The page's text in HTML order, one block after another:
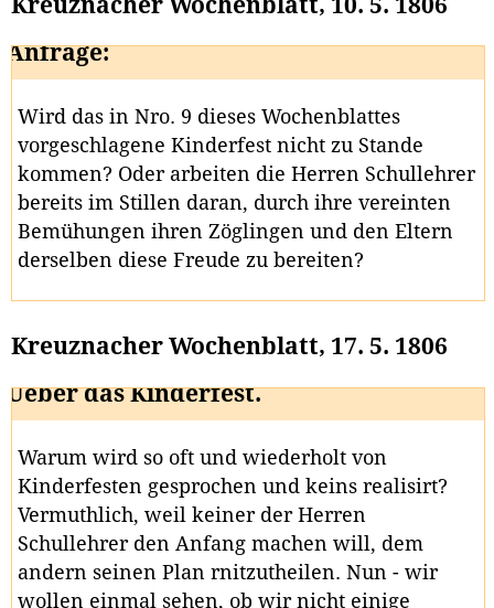
Anfrage:
Wird das in Nro. 9 dieses Wochenblattes
vorgeschlagene Kinderfest nicht zu Stande
kommen? Oder arbeiten die Herren Schullehrer
bereits im Stillen daran, durch ihre vereinten
Bemühungen ihren Zöglingen und den Eltern
derselben diese Freude zu bereiten?
Kreuznacher Wochenblatt, 17. 5. 1806
Ueber das Kinderfest.
Warum wird so oft und wiederholt von
Kinderfesten gesprochen und keins realisirt?
Vermuthlich, weil keiner der Herren
Schullehrer den Anfang machen will, dem
andern seinen Plan rnitzutheilen. Nun - wir
wollen einmal sehen, ob wir nicht einige